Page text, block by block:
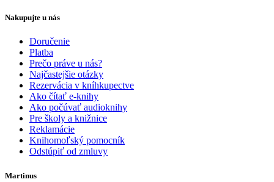
Nakupujte u nás
Doručenie
Platba
Prečo práve u nás?
Najčastejšie otázky
Rezervácia v kníhkupectve
Ako čítať e-knihy
Ako počúvať audioknihy
Pre školy a knižnice
Reklamácie
Knihomoľský pomocník
Odstúpiť od zmluvy
Martinus